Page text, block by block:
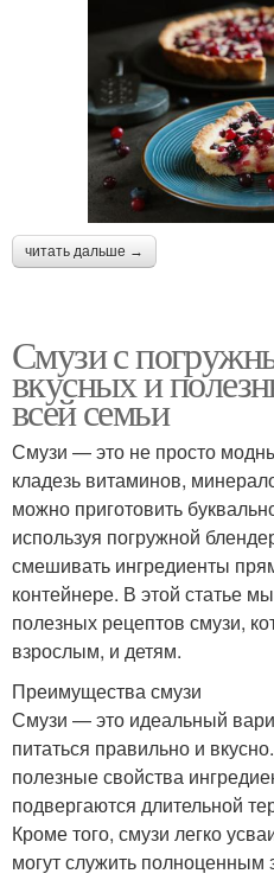
читать дальше →
Смузи с
вкусных и
всей семьи
Смузи — это не просто
кладезь витаминов,
можно приготовить
используя погружной
смешивать ингредиенты
контейнере. В этой статье
полезных рецептов смузи,
взрослым, и детям.
Преимущества смузи
Смузи — это идеальный
питаться правильно и
полезные свойства
подвергаются длительной
Кроме того, смузи легко
могут служить полноценным